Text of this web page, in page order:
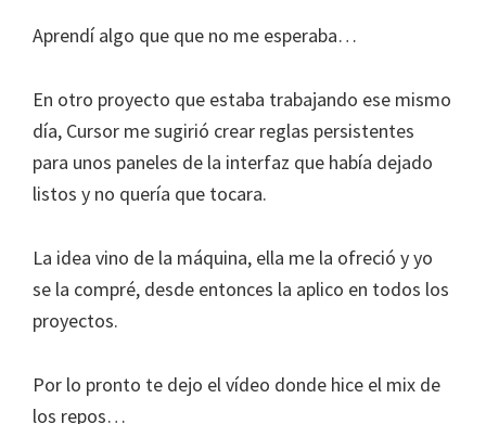
Aprendí algo que que no me esperaba…
En otro proyecto que estaba trabajando ese mismo
día, Cursor me sugirió crear reglas persistentes
para unos paneles de la interfaz que había dejado
listos y no quería que tocara.
La idea vino de la máquina, ella me la ofreció y yo
se la compré, desde entonces la aplico en todos los
proyectos.
Por lo pronto te dejo el vídeo donde hice el mix de
los repos…